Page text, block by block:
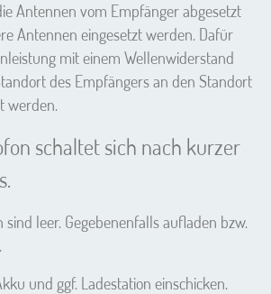
Antennen vom Empfänger abgesetzt
Antennen eingesetzt werden. Dafür
mit einem Wellenwiderstand
des Empfängers an den Standort
werden.
schaltet sich nach kurzer
leer. Gegebenenfalls aufladen bzw.
und ggf. Ladestation einschicken.